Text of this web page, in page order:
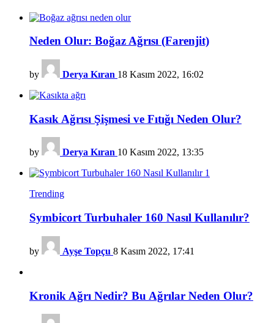
Neden Olur: Boğaz Ağrısı (Farenjit)
by Derya Kıran 18 Kasım 2022, 16:02
Kasık Ağrısı Şişmesi ve Fıtığı Neden Olur?
by Derya Kıran 10 Kasım 2022, 13:35
Trending
Symbicort Turbuhaler 160 Nasıl Kullanılır?
by Ayşe Topçu 8 Kasım 2022, 17:41
Kronik Ağrı Nedir? Bu Ağrılar Neden Olur?